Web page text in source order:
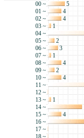
00 ~
5
01 ~
4
02 ~
4
03 ~
1
04 ~
05 ~
2
06 ~
3
07 ~
1
08 ~
4
09 ~
2
10 ~
4
11 ~
12 ~
13 ~
1
14 ~
15 ~
4
16 ~
17 ~
18 ~